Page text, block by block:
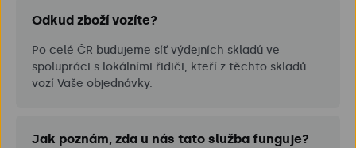
Odkud zboží vozíte?
Po celé ČR budujeme síť výdejních skladů ve
spolupráci s lokálními řidiči, kteří z těchto skladů
vozí Vaše objednávky.
Jak poznám, zda u nás tato služba funguje?